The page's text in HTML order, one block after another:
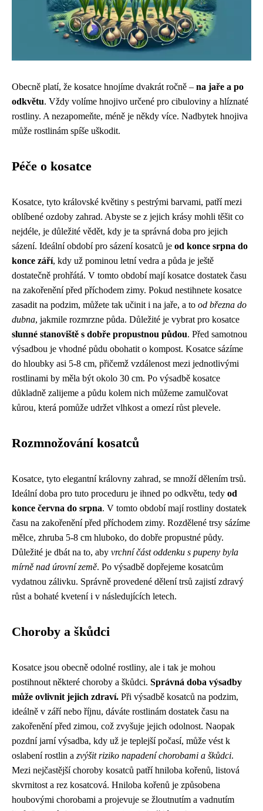
Obecně platí, že kosatce hnojíme dvakrát ročně – na jaře a po
odkvětu. Vždy volíme hnojivo určené pro cibuloviny a hlíznaté
rostliny. A nezapomeňte, méně je někdy více. Nadbytek hnojiva
může rostlinám spíše uškodit.
Péče o kosatce
Kosatce, tyto královské květiny s pestrými barvami, patří mezi
oblíbené ozdoby zahrad. Abyste se z jejich krásy mohli těšit co
nejdéle, je důležité vědět, kdy je ta správná doba pro jejich
sázení. Ideální období pro sázení kosatců je od konce srpna do
konce září, kdy už pominou letní vedra a půda je ještě
dostatečně prohřátá. V tomto období mají kosatce dostatek času
na zakořenění před příchodem zimy. Pokud nestihnete kosatce
zasadit na podzim, můžete tak učinit i na jaře, a to od března do
dubna, jakmile rozmrzne půda. Důležité je vybrat pro kosatce
slunné stanoviště s dobře propustnou půdou. Před samotnou
výsadbou je vhodné půdu obohatit o kompost. Kosatce sázíme
do hloubky asi 5-8 cm, přičemž vzdálenost mezi jednotlivými
rostlinami by měla být okolo 30 cm. Po výsadbě kosatce
důkladně zalijeme a půdu kolem nich můžeme zamulčovat
kůrou, která pomůže udržet vlhkost a omezí růst plevele.
Rozmnožování kosatců
Kosatce, tyto elegantní královny zahrad, se množí dělením trsů.
Ideální doba pro tuto proceduru je ihned po odkvětu, tedy od
konce června do srpna. V tomto období mají rostliny dostatek
času na zakořenění před příchodem zimy. Rozdělené trsy sázíme
mělce, zhruba 5-8 cm hluboko, do dobře propustné půdy.
Důležité je dbát na to, aby vrchní část oddenku s pupeny byla
mírně nad úrovní země. Po výsadbě dopřejeme kosatcům
vydatnou zálivku. Správně provedené dělení trsů zajistí zdravý
růst a bohaté kvetení i v následujících letech.
Choroby a škůdci
Kosatce jsou obecně odolné rostliny, ale i tak je mohou
postihnout některé choroby a škůdci. Správná doba výsadby
může ovlivnit jejich zdraví. Při výsadbě kosatců na podzim,
ideálně v září nebo říjnu, dáváte rostlinám dostatek času na
zakořenění před zimou, což zvyšuje jejich odolnost. Naopak
pozdní jarní výsadba, kdy už je teplejší počasí, může vést k
oslabení rostlin a zvýšit riziko napadení chorobami a škůdci.
Mezi nejčastější choroby kosatců patří hniloba kořenů, listová
skvrnitost a rez kosatcová. Hniloba kořenů je způsobena
houbovými chorobami a projevuje se žloutnutím a vadnutím